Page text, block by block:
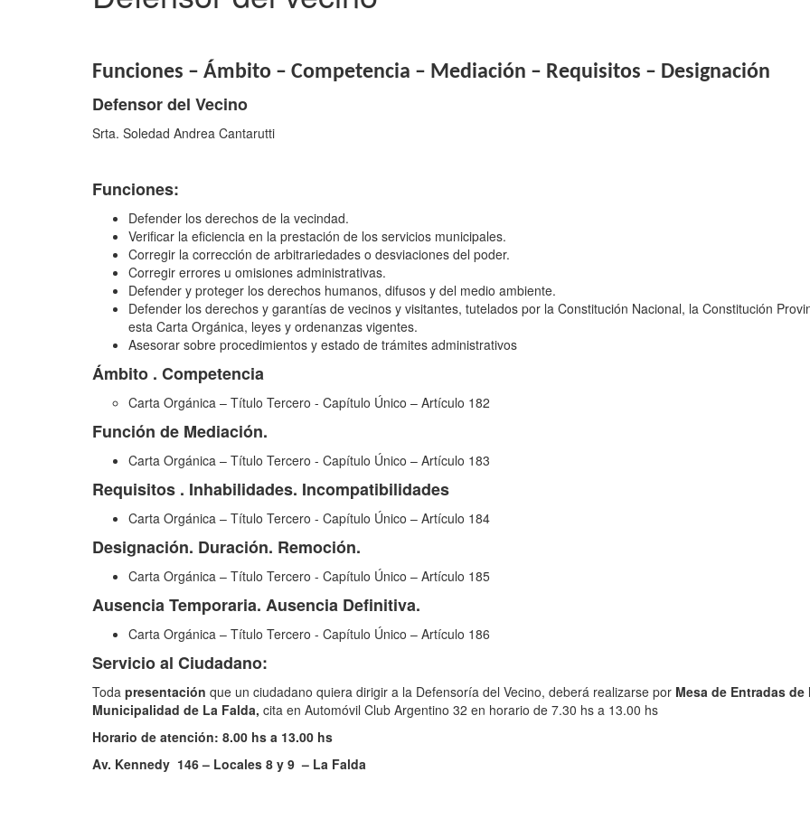
Funciones – Ámbito – Competencia – Mediación – Requisitos – Designación
Defensor del Vecino
Srta. Soledad Andrea Cantarutti
Funciones:
Defender los derechos de la vecindad.
Verificar la eficiencia en la prestación de los servicios municipales.
Corregir la corrección de arbitrariedades o desviaciones del poder.
Corregir errores u omisiones administrativas.
Defender y proteger los derechos humanos, difusos y del medio ambiente.
Defender los derechos y garantías de vecinos y visitantes, tutelados por la Constitución Nacional, la Constitución
esta Carta Orgánica, leyes y ordenanzas vigentes.
Asesorar sobre procedimientos y estado de trámites administrativos
Ámbito . Competencia
Carta Orgánica – Título Tercero - Capítulo Único – Artículo 182
Función de Mediación.
Carta Orgánica – Título Tercero - Capítulo Único – Artículo 183
Requisitos . Inhabilidades. Incompatibilidades
Carta Orgánica – Título Tercero - Capítulo Único – Artículo 184
Designación. Duración. Remoción.
Carta Orgánica – Título Tercero - Capítulo Único – Artículo 185
Ausencia Temporaria. Ausencia Definitiva.
Carta Orgánica – Título Tercero - Capítulo Único – Artículo 186
Servicio al Ciudadano:
Toda presentación que un ciudadano quiera dirigir a la Defensoría del Vecino, deberá realizarse por Mesa de Entradas de
Municipalidad de La Falda, cita en Automóvil Club Argentino 32 en horario de 7.30 hs a 13.00 hs
Horario de atención: 8.00 hs a 13.00 hs
Av. Kennedy 146 – Locales 8 y 9 – La Falda